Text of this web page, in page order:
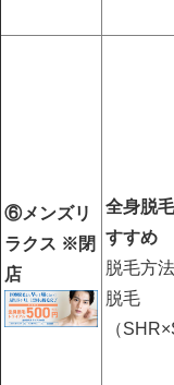
⑥メンズリ
ラクス ※閉
店
全身脱
すすめ
脱毛方
脱毛
（